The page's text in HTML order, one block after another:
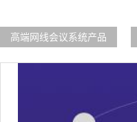
高端网线会议系统产品